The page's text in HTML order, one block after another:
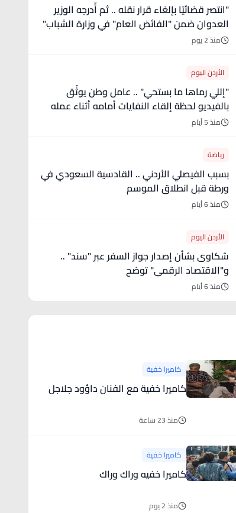
"انتصر قضائيًا بإلغاء قرار نقله .. ثم أُدرجه الوزير
العدوان ضمن "الفائض العام" في وزارة الشباب"
- تفاصيل
منذ 2 يوم
الأردن اليوم
"إللي رماها ما بستحي" .. عامل وطن يوثّق
بالفيديو لحظة إلقاء النفايات أمامه أثناء عمله
منذ 5 أيام
رياضة
بسبب الفيصلي الأردني .. القادسية السعودي في
ورطة قبل انطلاق الموسم
منذ 6 أيام
الأردن اليوم
شكاوى بشأن إصدار جواز السفر عبر "سند" ..
و"الاقتصاد الرقمي" توضح
منذ 6 أيام
كاميرا خفية
كاميرا خفية مع الفنان داؤود جلاجل
منذ 23 ساعة
كاميرا خفية
كاميرا خفيه وراك وراك
منذ 2 يوم